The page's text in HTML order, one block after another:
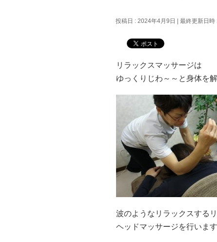
投稿日 : 2024年4月9日 最終更新日時
リラックスマッサージは
ゆっくりじわ～～と身体を
波のようなリラックスする
ヘッドマッサージを行います